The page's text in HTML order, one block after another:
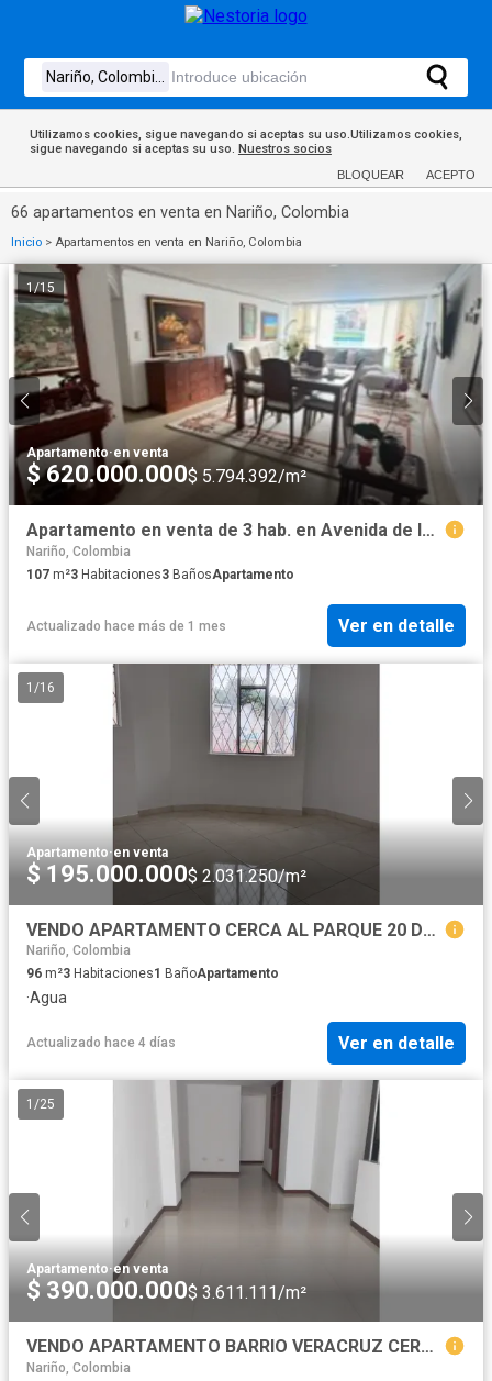
Utilizamos cookies, sigue navegando si aceptas su uso.Utilizamos cookies,
sigue navegando si aceptas su uso. Nuestros socios
BLOQUEAR ACEPTO
66 apartamentos en venta en Nariño, Colombia
Inicio > Apartamentos en venta en Nariño, Colombia
1/15
Apartamento·en venta
$ 620.000.000$ 5.794.392/m²
Apartamento en venta de 3 hab. en Avenida de los estudiantes, Pasto
Nariño, Colombia
107 m²3 Habitaciones3 BañosApartamento
Actualizado hace más de 1 mes Ver en detalle
1 /16
Apartamento·en venta
$ 195.000.000$ 2.031.250/m²
VENDO APARTAMENTO CERCA AL PARQUE 20 DE JULIO IPIALES
Nariño, Colombia
96 m²3 Habitaciones1 BañoApartamento
·Agua
Actualizado hace 4 días Ver en detalle
1 /25
Apartamento·en venta
$ 390.000.000$ 3.611.111/m²
VENDO APARTAMENTO BARRIO VERACRUZ CERCA A UNICENTRO
Nariño, Colombia